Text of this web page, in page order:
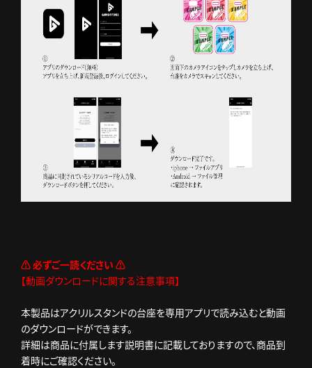
⚠必ずご一読ください ⚠
【動画ダウンロードに関する注意事項】
本製品はアクリルスタンドの台座を専用アプリで読み込むと動画
のダウンロードができます。
詳細は商品に付属します説明書に記載しておりますので、商品到
着時にご確認ください。